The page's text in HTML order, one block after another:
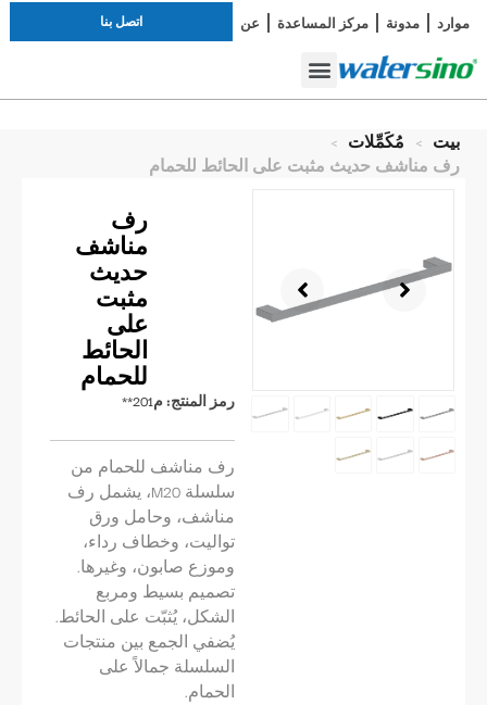
موارد مدونة مركز المساعدة عن اتصل بنا
بيت > مُكَمِّلات >
رف مناشف حديث مثبت على الحائط للحمام
رف
مناشف
حديث
مثبت
على
الحائط
للحمام
رمز المنتج:م201**
رف مناشف للحمام من
سلسلة M20، يشمل رف
مناشف، وحامل ورق
تواليت، وخطاف رداء،
وموزع صابون، وغيرها.
تصميم بسيط ومربع
الشكل، يُثبّت على الحائط.
يُضفي الجمع بين منتجات
السلسلة جمالاً على
الحمام.